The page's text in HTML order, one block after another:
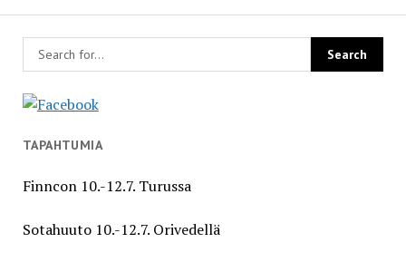
TAPAHTUMIA
Finncon 10.-12.7. Turussa
Sotahuuto 10.-12.7. Orivedellä